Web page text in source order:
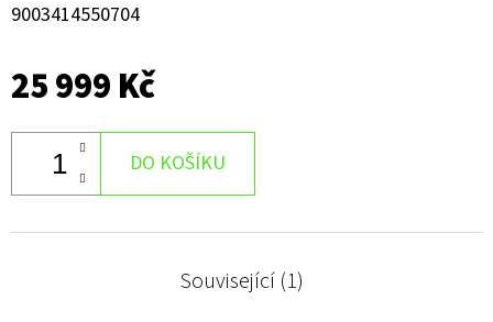
9003414550704
25 999 Kč
DO KOŠÍKU
Související (1)